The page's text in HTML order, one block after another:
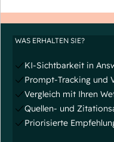
WAS ERHALTEN SIE?
KI-Sichtbarkeit in
Prompt-Tracking und
Vergleich mit Ihren
Quellen- und
Priorisierte